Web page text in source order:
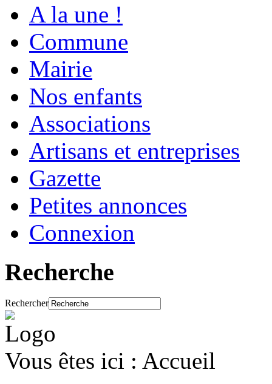
A la une !
Commune
Mairie
Nos enfants
Associations
Artisans et entreprises
Gazette
Petites annonces
Connexion
Recherche
Rechercher
Vous êtes ici : Accueil